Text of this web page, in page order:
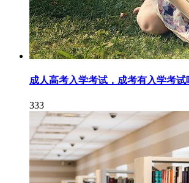
成人高考入学考试，成考有入学考试
333